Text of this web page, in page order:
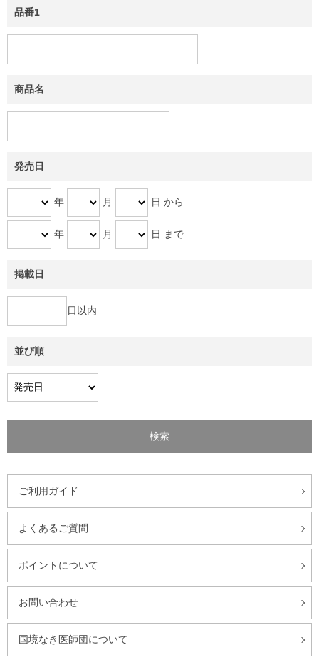
品番1
商品名
発売日
年 月 日 から
年 月 日 まで
掲載日
日以内
並び順
ご利用ガイド
よくあるご質問
ポイントについて
お問い合わせ
国境なき医師団について